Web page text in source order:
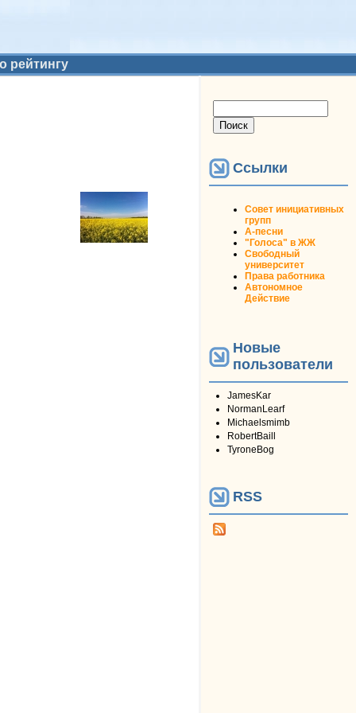
рейтингу
Ссылки
Совет инициативных
групп
А-песни
"Голоса" в ЖЖ
Свободный
университет
Права работника
Автономное
Действие
Новые
пользователи
JamesKar
NormanLearf
Michaelsmimb
RobertBaill
TyroneBog
RSS